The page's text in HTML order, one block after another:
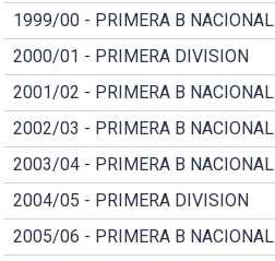
1999/00 - PRIMERA B NACIONAL
2000/01 - PRIMERA DIVISION
2001/02 - PRIMERA B NACIONAL
2002/03 - PRIMERA B NACIONAL
2003/04 - PRIMERA B NACIONAL
2004/05 - PRIMERA DIVISION
2005/06 - PRIMERA B NACIONAL